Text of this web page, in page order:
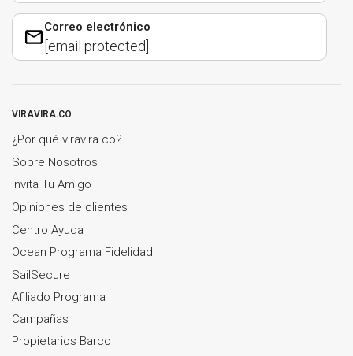
Correo electrónico
[email protected]
VIRAVIRA.CO
¿Por qué viravira.co?
Sobre Nosotros
Invita Tu Amigo
Opiniones de clientes
Centro Ayuda
Ocean Programa Fidelidad
SailSecure
Afiliado Programa
Campañas
Propietarios Barco